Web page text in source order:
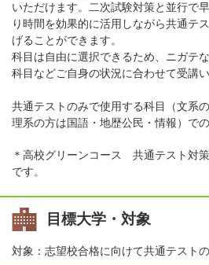
いただけます。二次試験対策と並行で
り時間を効果的に活用しながら共通テ
げることができます。
科目は自由に選択できるため、ニガテ
科目などご自身の状況に合わせて受講い
共通テストのみで使用する科目（文系
理系の方は国語・地歴公民・情報）で
＊高校グリーンコース 共通テスト対
です。
目標大学・対象
対象：志望校合格に向けて共通テスト